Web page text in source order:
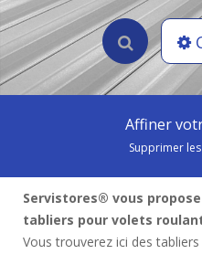
Affiner
Supprimer
Servistores® vous
tabliers pour volets
Vous trouverez ici des